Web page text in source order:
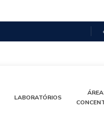
LABORATÓRIOS